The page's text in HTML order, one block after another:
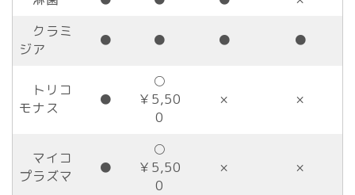
クラミ
ジア
● ● ● ●
トリコ
モナス
●
○
￥5,50
0
× ×
マイコ
プラズマ
●
○
￥5,50
0
× ×